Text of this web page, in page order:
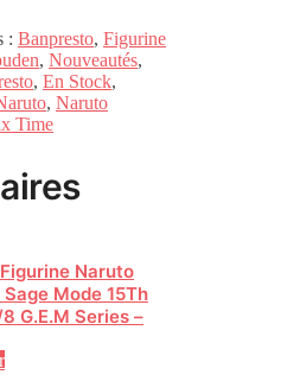
: Banpresto, Figurine
, Nouveautés,
, En Stock,
, Naruto
Time
Naruto
Mode 15Th
G.E.M Series –